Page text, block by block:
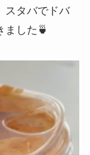
スタバでドバ
ました🍵